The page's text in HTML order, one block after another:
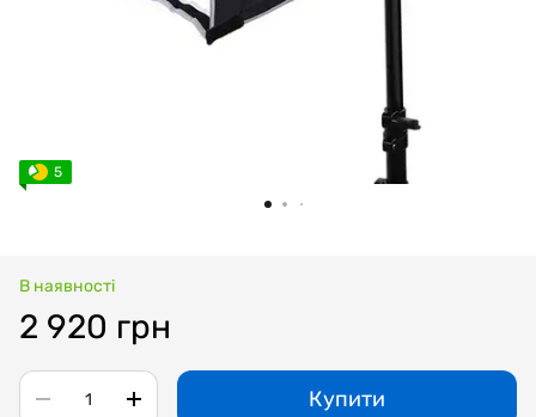
5
В наявності
2 920 грн
Купити